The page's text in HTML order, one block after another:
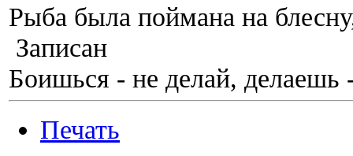
Рыба была поймана на
Записан
Боишься - не делай, делаешь
Печать